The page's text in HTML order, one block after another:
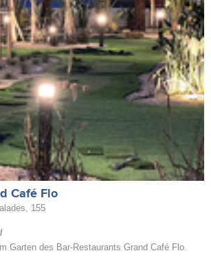
Café Flo
155
Garten des Bar-Restaurants Grand Café Flo.